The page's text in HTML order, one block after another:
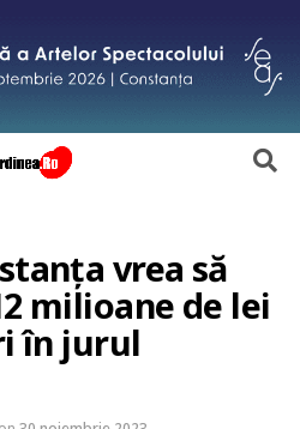
vrea să
milioane de lei
în jurul